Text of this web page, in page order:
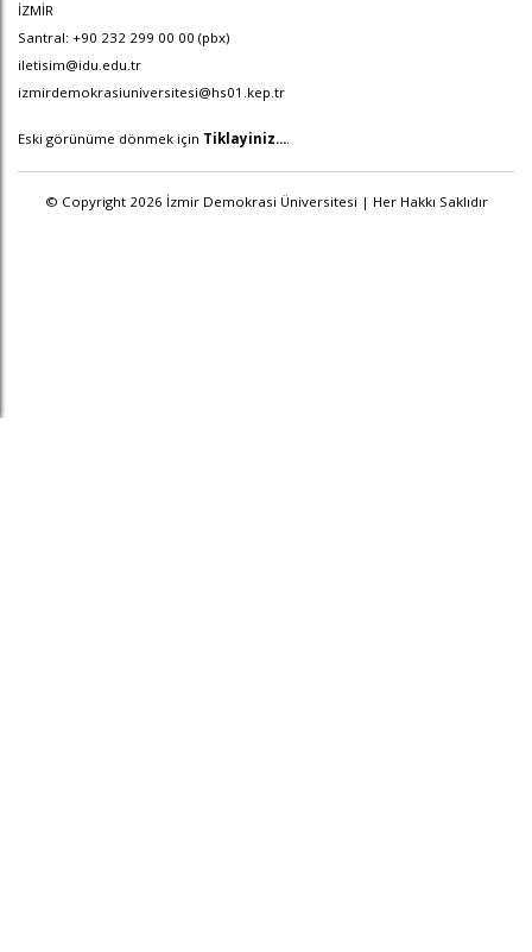
İZMİR
Santral: +90 232 299 00 00 (pbx)
iletisim@idu.edu.tr
izmirdemokrasiuniversitesi@hs01.kep.tr
Eski görünüme dönmek için Tiklayiniz....
© Copyright 2026 İzmir Demokrasi Üniversitesi | Her Hakkı Saklıdır